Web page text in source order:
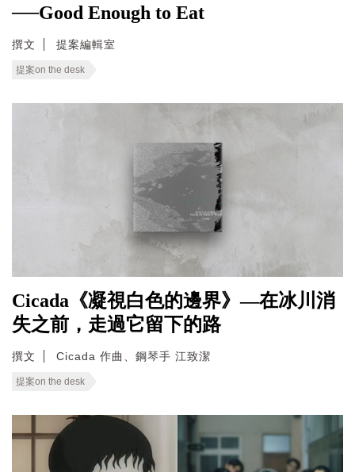
──Good Enough to Eat
撰文 提案編輯室
提案on the desk
Cicada《凝視白色的邊界》—在冰川消
失之前，走過它留下的路
撰文 Cicada 作曲、鋼琴手 江致潔
提案on the desk